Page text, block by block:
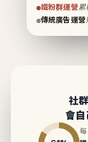
鐵粉群運營
傳統廣告運營
社
會